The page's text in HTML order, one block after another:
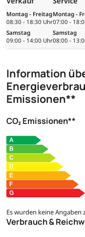
Montag - Freitag
08:30 - 18:30 Uhr
Samstag
09:00 - 14:00 Uhr
Montag -
07:00 -
Samstag
08:00 -
Information
Emissionen**
CO₂ Emissionen**
Es wurden keine Angaben
Verbrauch &